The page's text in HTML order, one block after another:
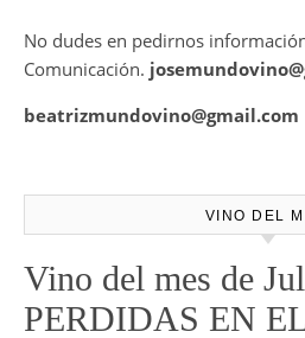
No dudes en pedirnos
Comunicación.
beatrizmundovino@gmail.com
VINO DEL
Vino del mes de
PERDIDAS EN